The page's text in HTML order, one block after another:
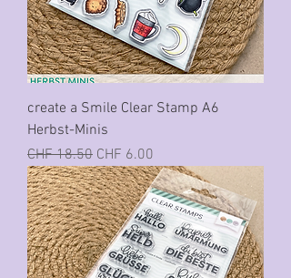
create a Smile Clear Stamp A6
Herbst-Minis
Standardpreis
CHF 18.50 Sale-Preis
CHF 6.00